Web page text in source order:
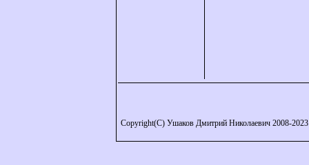
Copyright(C) Ушаков Дмитрий Николаевич 2008-2023